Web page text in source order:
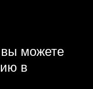
можете
в